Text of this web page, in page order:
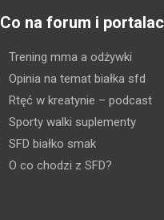
Co na forum i
Trening mma a odżywki
Opinia na temat białka sfd
Rtęć w kreatynie – podcast
Sporty walki suplementy
SFD białko smak
O co chodzi z SFD?